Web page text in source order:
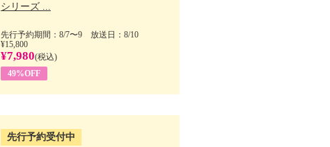
シリーズ ...
先行予約期間：8/7〜9 放送日：8/10
¥15,800
¥7,980(税込)
49%OFF
先行予約受付中